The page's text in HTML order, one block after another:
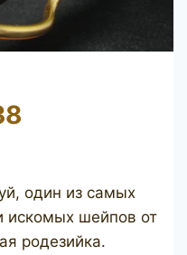
один из самых
искомых шейпов от
родезийка.